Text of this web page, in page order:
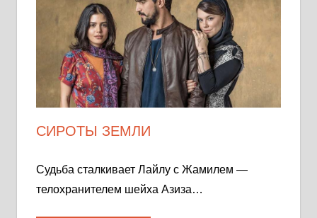
СИРОТЫ ЗЕМЛИ
Судьба сталкивает Лайлу с Жамилем —
телохранителем шейха Азиза…